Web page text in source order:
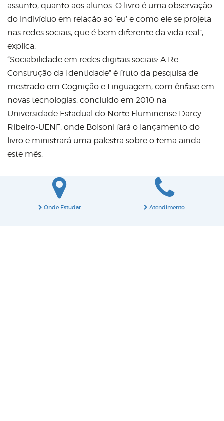
assunto, quanto aos alunos. O livro é uma observação
do indivíduo em relação ao ‘eu’ e como ele se projeta
nas redes sociais, que é bem diferente da vida real”,
explica.
“Sociabilidade em redes digitais sociais: A Re-
Construção da Identidade” é fruto da pesquisa de
mestrado em Cognição e Linguagem, com ênfase em
novas tecnologias, concluído em 2010 na
Universidade Estadual do Norte Fluminense Darcy
Ribeiro-UENF, onde Bolsoni fará o lançamento do
livro e ministrará uma palestra sobre o tema ainda
este mês.
Onde Estudar Atendimento